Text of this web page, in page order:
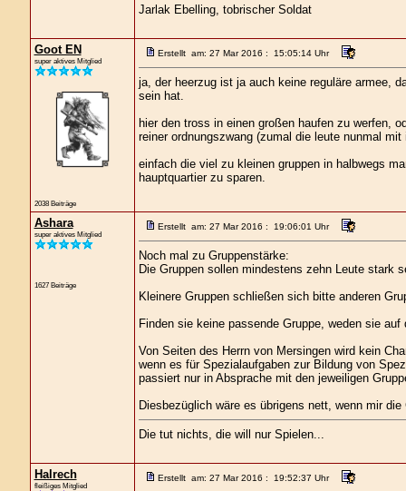
Jarlak Ebelling, tobrischer Soldat
Goot EN
super aktives Mitglied
2038 Beiträge
Erstellt am: 27 Mar 2016 : 15:05:14 Uhr
ja, der heerzug ist ja auch keine reguläre armee,
sein hat.
hier den tross in einen großen haufen zu werfen,
reiner ordnungszwang (zumal die leute nunmal
einfach die viel zu kleinen gruppen in halbwegs
hauptquartier zu sparen.
Ashara
super aktives Mitglied
1627 Beiträge
Erstellt am: 27 Mar 2016 : 19:06:01 Uhr
Noch mal zu Gruppenstärke:
Die Gruppen sollen mindestens zehn Leute stark
Kleinere Gruppen schließen sich bitte anderen
Finden sie keine passende Gruppe, weden sie
Von Seiten des Herrn von Mersingen wird kein
wenn es für Spezialaufgaben zur Bildung von
passiert nur in Absprache mit den jeweiligen
Diesbezüglich wäre es übrigens nett, wenn mir
Die tut nichts, die will nur Spielen...
Halrech
fleißiges Mitglied
Erstellt am: 27 Mar 2016 : 19:52:37 Uhr